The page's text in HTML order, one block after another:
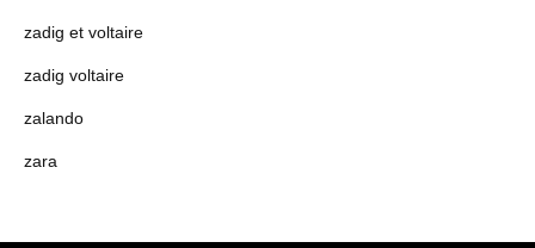
zadig et voltaire
zadig voltaire
zalando
zara